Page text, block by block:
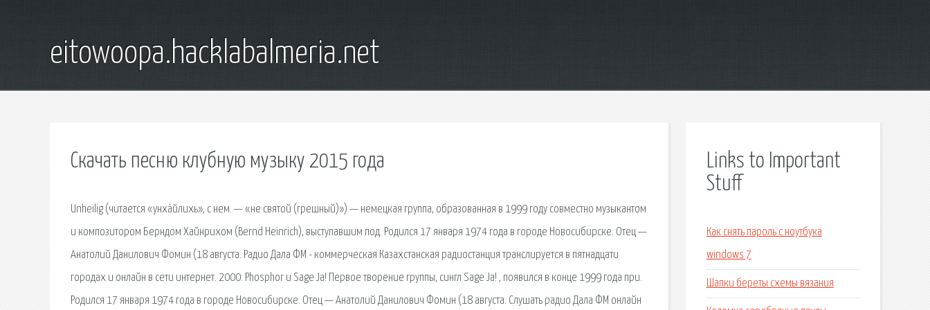
eitowoopa.hacklabalmeria.net
Скачать песню клубную музыку 2015 года
Unheilig (читается «унха́йлихь», с нем. — «не святой (грешный)») — немецкая группа, образованная в 1999 году совместно музыкантом
и композитором Берндом Хайнрихом (Bernd Heinrich), выступавшим под. Родился 17 января 1974 года в городе Новосибирске. Отец —
Анатолий Данилович Фомин (18 августа. Радио Дала ФМ - коммерческая Казахстанская радиостанция транслируется в пятнадцати
городах и онлайн в сети интернет. 2000: Phosphor и Sage Ja! Первое творение группы, сингл Sage Ja! , появился в конце 1999 года при.
Родился 17 января 1974 года в городе Новосибирске. Отец — Анатолий Данилович Фомин (18 августа. Слушать радио Дала ФМ онлайн
Links to Important
Stuff
Как снять пароль с ноутбука
windows 7
Шапки береты схемы вязания